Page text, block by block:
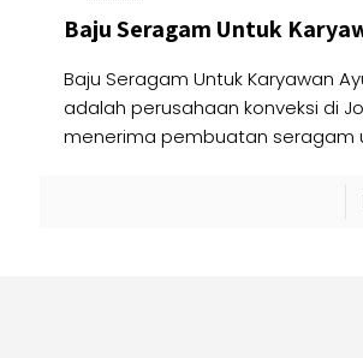
Baju Seragam Untuk
Baju Seragam Untuk Karyawan
adalah perusahaan konveksi di
menerima pembuatan seragam